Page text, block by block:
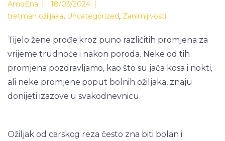
AmoEna 18/03/2024
tretman ožiljaka, Uncategorized, Zanimljivosti
Tijelo žene prođe kroz puno različitih promjena za
vrijeme trudnoće i nakon poroda. Neke od tih
promjena pozdravljamo, kao što su jača kosa i nokti,
ali neke promjene poput bolnih ožiljaka, znaju
donijeti izazove u svakodnevnicu.
Ožiljak od carskog reza često zna biti bolan i